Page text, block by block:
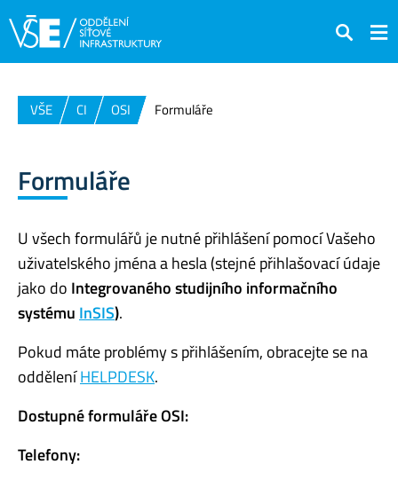
Hledat
VŠE CI OSI Formuláře
Formuláře
U všech formulářů je nutné přihlášení pomocí Vašeho
uživatelského jména a hesla (stejné přihlašovací údaje
jako do Integrovaného studijního informačního
systému InSIS).
Pokud máte problémy s přihlášením, obracejte se na
odděleníHELPDESK.
Dostupné formuláře OSI:
Telefony: